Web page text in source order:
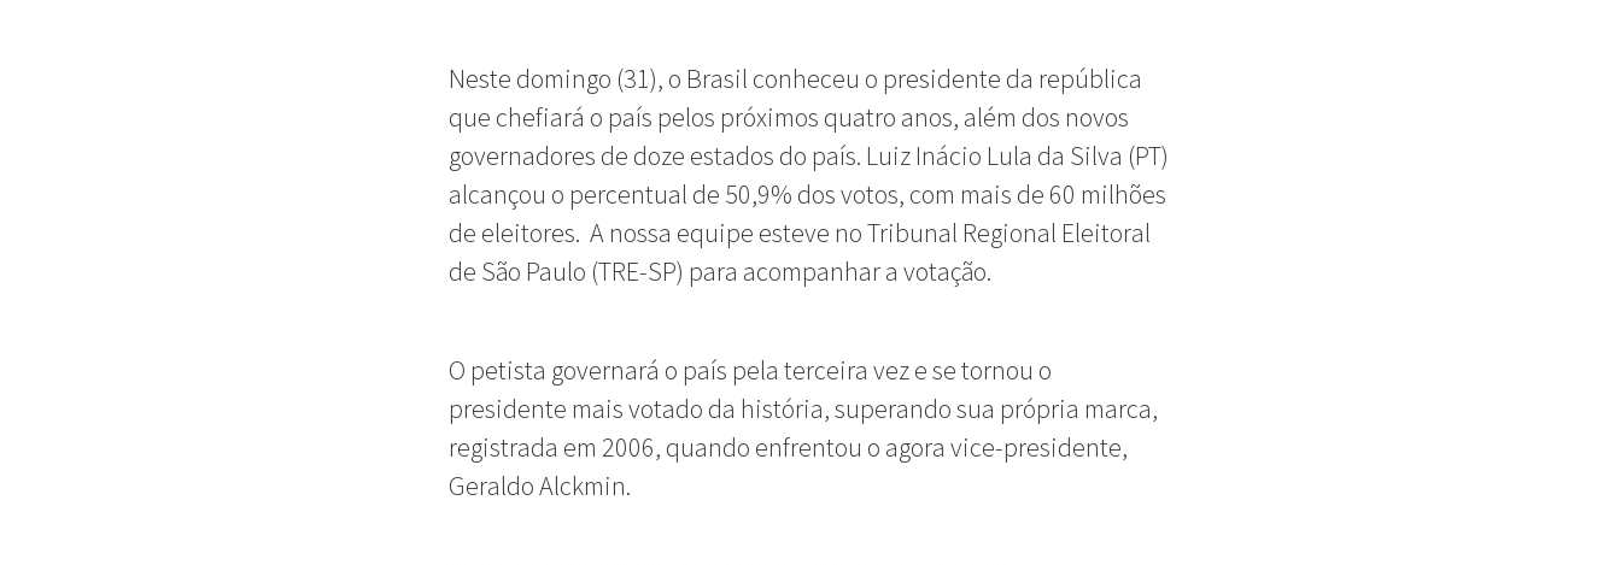
Neste domingo (31), o Brasil conheceu o presidente da república
que chefiará o país pelos próximos quatro anos, além dos novos
governadores de doze estados do país. Luiz Inácio Lula da Silva (PT)
alcançou o percentual de 50,9% dos votos, com mais de 60 milhões
de eleitores. A nossa equipe esteve no Tribunal Regional Eleitoral
de São Paulo (TRE-SP) para acompanhar a votação.
O petista governará o país pela terceira vez e se tornou o
presidente mais votado da história, superando sua própria marca,
registrada em 2006, quando enfrentou o agora vice-presidente,
Geraldo Alckmin.